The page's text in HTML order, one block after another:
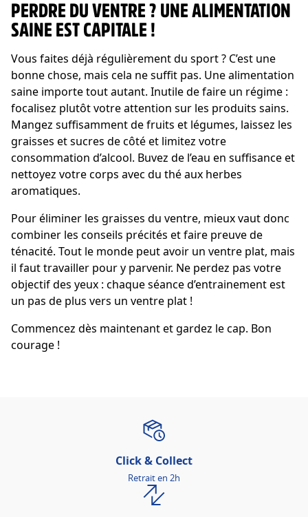
PERDRE DU VENTRE ? UNE ALIMENTATION
SAINE EST CAPITALE !
Vous faites déjà régulièrement du sport ? C’est une
bonne chose, mais cela ne suffit pas. Une alimentation
saine importe tout autant. Inutile de faire un régime :
focalisez plutôt votre attention sur les produits sains.
Mangez suffisamment de fruits et légumes, laissez les
graisses et sucres de côté et limitez votre
consommation d’alcool. Buvez de l’eau en suffisance et
nettoyez votre corps avec du thé aux herbes
aromatiques.
Pour éliminer les graisses du ventre, mieux vaut donc
combiner les conseils précités et faire preuve de
ténacité. Tout le monde peut avoir un ventre plat, mais
il faut travailler pour y parvenir. Ne perdez pas votre
objectif des yeux : chaque séance d’entrainement est
un pas de plus vers un ventre plat !
Commencez dès maintenant et gardez le cap. Bon
courage !
Click & Collect
Retrait en 2h